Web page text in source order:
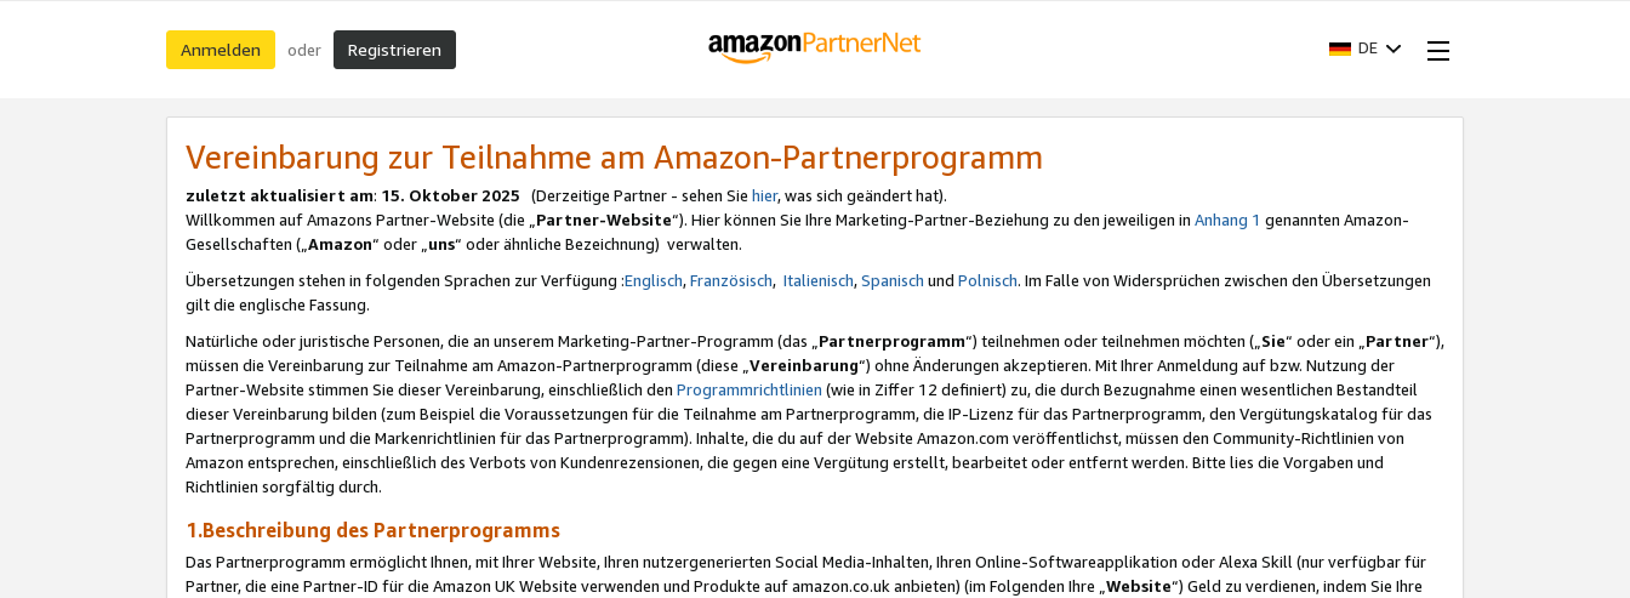
Anmelden oder Registrieren DE
Vereinbarung zur Teilnahme am Amazon-Partnerprogramm
zuletzt aktualisiert am: 15. Oktober 2025 (Derzeitige Partner - sehen Sie hier, was sich geändert hat).
Willkommen auf Amazons Partner-Website (die „Partner-Website“). Hier können Sie Ihre Marketing-Partner-Beziehung zu den jeweiligen in Anhang 1 genannten Amazon-
Gesellschaften („Amazon“ oder „uns“ oder ähnliche Bezeichnung) verwalten.
Übersetzungen stehen in folgenden Sprachen zur Verfügung :Englisch,Französisch, Italienisch,Spanisch und Polnisch. Im Falle von Widersprüchen zwischen den Übersetzungen
gilt die englische Fassung.
Natürliche oder juristische Personen, die an unserem Marketing-Partner-Programm (das „Partnerprogramm“) teilnehmen oder teilnehmen möchten („Sie“ oder ein „Partner“),
müssen die Vereinbarung zur Teilnahme am Amazon-Partnerprogramm (diese „Vereinbarung“) ohne Änderungen akzeptieren. Mit Ihrer Anmeldung auf bzw. Nutzung der
Partner-Website stimmen Sie dieser Vereinbarung, einschließlich den Programmrichtlinien (wie in Ziffer 12 definiert) zu, die durch Bezugnahme einen wesentlichen Bestandteil
dieser Vereinbarung bilden (zum Beispiel die Voraussetzungen für die Teilnahme am Partnerprogramm, die IP-Lizenz für das Partnerprogramm, den Vergütungskatalog für das
Partnerprogramm und die Markenrichtlinien für das Partnerprogramm). Inhalte, die du auf der Website Amazon.com veröffentlichst, müssen den Community-Richtlinien von
Amazon entsprechen, einschließlich des Verbots von Kundenrezensionen, die gegen eine Vergütung erstellt, bearbeitet oder entfernt werden. Bitte lies die Vorgaben und
Richtlinien sorgfältig durch.
1.Beschreibung des Partnerprogramms
Das Partnerprogramm ermöglicht Ihnen, mit Ihrer Website, Ihren nutzergenerierten Social Media-Inhalten, Ihren Online-Softwareapplikation oder Alexa Skill (nur verfügbar für
Partner, die eine Partner-ID für die Amazon UK Website verwenden und Produkte auf amazon.co.uk anbieten) (im Folgenden Ihre „ Website“) Geld zu verdienen, indem Sie Ihre